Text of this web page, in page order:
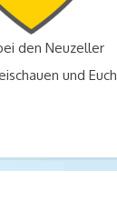
den Neuzeller
und Euch